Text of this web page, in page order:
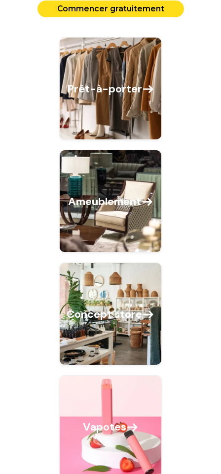
Commencer gratuitement
Prêt-à-porter
Ameublement
Concept store
Vapotes